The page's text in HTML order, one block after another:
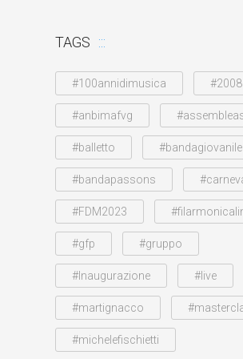
TAGS
#100annidimusica #2008
#anbimafvg
#balletto #bandagiovanile
#bandapassons
#FDM2023
#gfp #gruppo
#Inaugurazione #live
#martignacco
#michelefischietti